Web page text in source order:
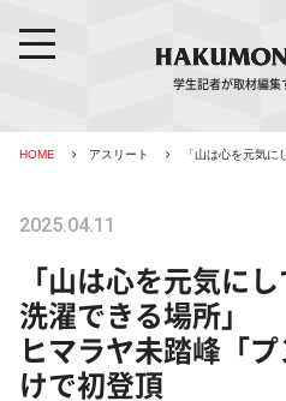
学生記者が取材編集
HOME アスリート 「山は心を元気に
2025.04.11
「山は心を元気に
洗濯できる場所」
ヒマラヤ未踏峰「
けで初登頂